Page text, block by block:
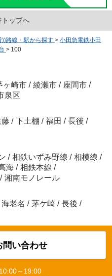
トップへ
))路線・駅から探す > 小田急電鉄小田
> 100
ヶ崎市 / 綾瀬市 / 座間市 /
泉区
/ 下土棚 / 福田 / 長後 /
/ 相鉄いずみ野線 / 相模線 /
海 / 相鉄本線 /
/ 湘南モノレール
海老名 / 茅ケ崎 / 長後 /
問い合わせ
10:00～19:00